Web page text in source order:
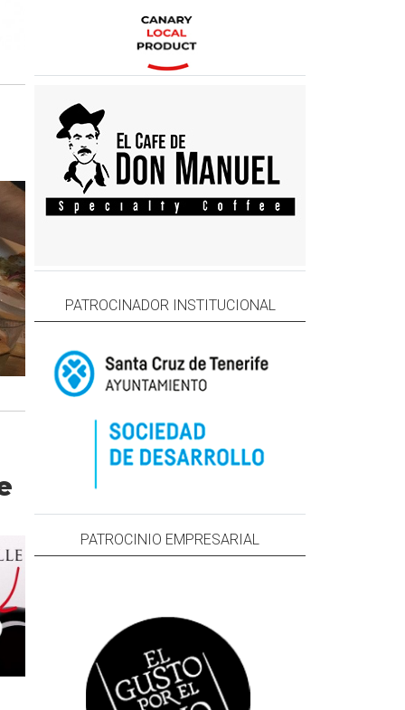
PATROCINADOR INSTITUCIONAL
PATROCINIO EMPRESARIAL